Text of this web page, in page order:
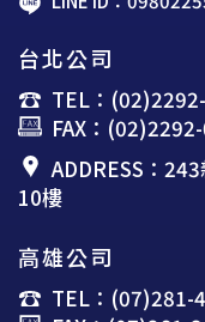
台北公司
TEL：
FAX：
ADDRESS：
10樓
高雄公司
TEL：(07)281-